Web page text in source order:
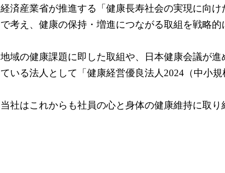
経済産業省が推進する「健康長寿社会の実現に向
で考え、健康の保持・増進につながる取組を戦略的
地域の健康課題に即した取組や、日本健康会議が
ている法人として「健康経営優良法人2024（中小
当社はこれからも社員の心と身体の健康維持に取り